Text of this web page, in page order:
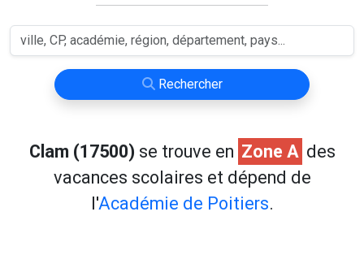
Rechercher
Clam (17500) se trouve en Zone A des
vacances scolaires et dépend de
l'Académie de Poitiers.